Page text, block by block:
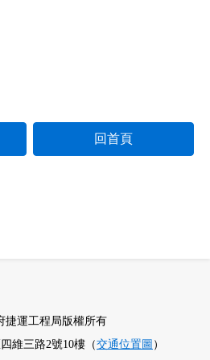
回首頁
捷運工程局版權所有
維三路2號10樓（交通位置圖 ）